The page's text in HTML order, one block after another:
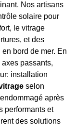
Nos artisans
solaire pour
le vitrage
et des
bord de mer. En
passants,
installation
selon
après
performants et
des solutions